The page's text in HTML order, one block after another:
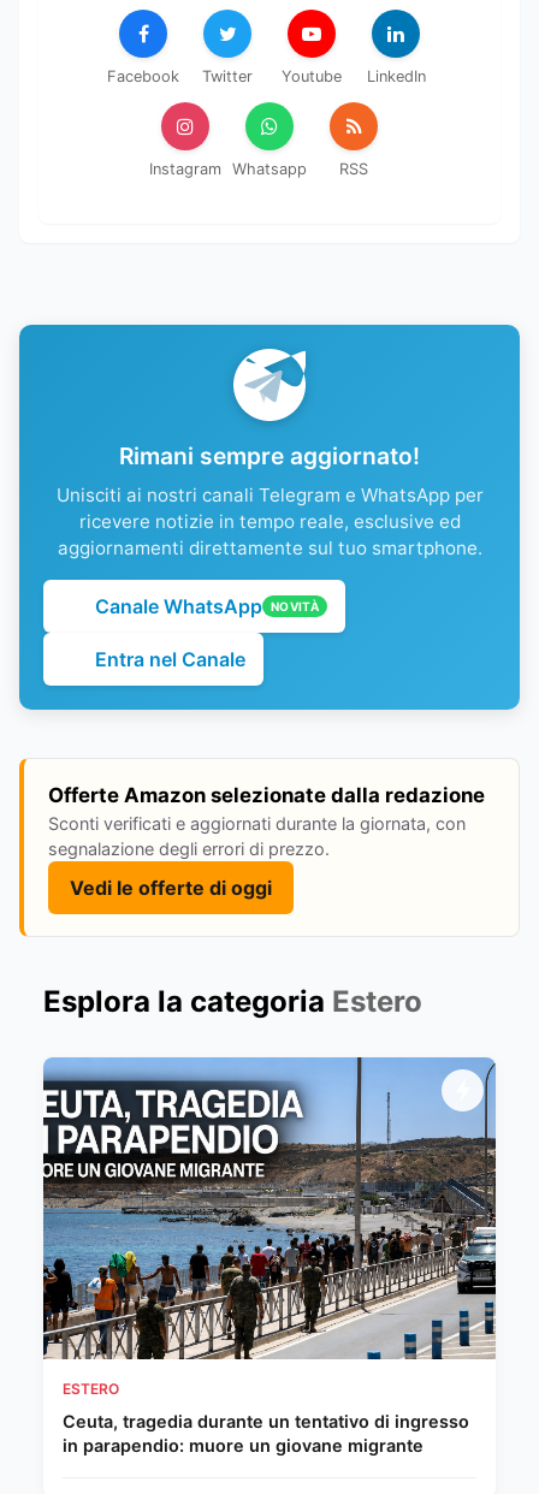
Facebook Twitter Youtube LinkedIn
Instagram Whatsapp RSS
Rimani sempre aggiornato!
Unisciti ai nostri canali Telegram e WhatsApp per
ricevere notizie in tempo reale, esclusive ed
aggiornamenti direttamente sul tuo smartphone.
Canale WhatsApp NOVITÀ
Entra nel Canale
Offerte Amazon selezionate dalla redazione
Sconti verificati e aggiornati durante la giornata, con
segnalazione degli errori di prezzo.
Vedi le offerte di oggi
Esplora la categoria Estero
ESTERO
Ceuta, tragedia durante un tentativo di ingresso
in parapendio: muore un giovane migrante